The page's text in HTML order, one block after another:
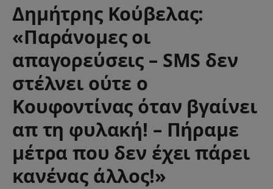
Δημήτρης Κούβελας:
«Παράνομες οι
απαγορεύσεις – SMS δεν
στέλνει ούτε ο
Κουφοντίνας όταν βγαίνει
απ τη φυλακή! – Πήραμε
μέτρα που δεν έχει πάρει
κανένας άλλος!»